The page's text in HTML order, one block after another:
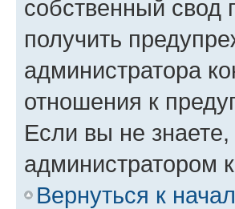
собственный
получить
администратора
отношения к
Если вы не
администратором
Вернуться к